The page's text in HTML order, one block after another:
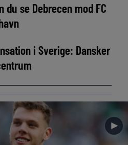
du se Debrecen mod FC
i Sverige: Dansker
►